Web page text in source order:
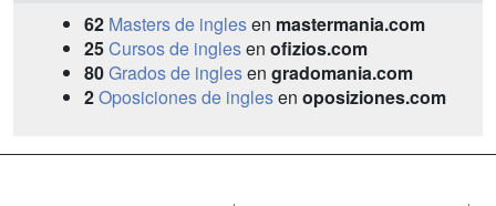
62 Masters de inglesen mastermania.com
25Cursos de inglesen ofizios.com
80Grados de inglesen gradomania.com
2Oposiciones de inglesen oposiziones.com